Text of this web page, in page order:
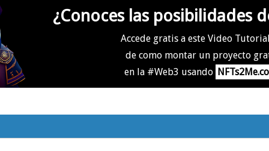
¿Conoces las posibilidades
Accede gratis a este Video
de como montar un proyecto
en la #Web3 usando